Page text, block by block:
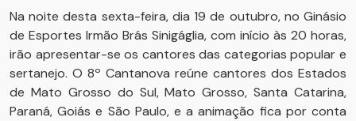
Na noite desta sexta-feira, dia 19 de outubro, no Ginásio
de Esportes Irmão Brás Sinigáglia, com início às 20 horas,
irão apresentar-se os cantores das categorias popular e
sertanejo. O 8º Cantanova reúne cantores dos Estados
de Mato Grosso do Sul, Mato Grosso, Santa Catarina,
Paraná, Goiás e São Paulo, e a animação fica por conta